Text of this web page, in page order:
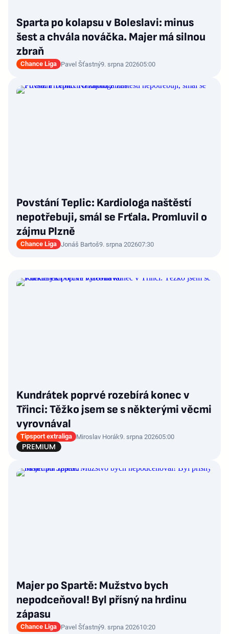
Sparta po kolapsu v Boleslavi: minus
šest a chvála nováčka. Majer má silnou
zbraň
Chance Liga Pavel Šťastný9. srpna 202605:00
Povstání Teplic: Kardiologa naštěstí
nepotřebuji, smál se Frťala. Promluvil o
zájmu Plzně
Chance Liga Jonáš Bartoš9. srpna 202607:30
Kundrátek poprvé rozebírá konec v
Třinci: Těžko jsem se s některými věcmi
vyrovnával
Tipsport extraliga Miroslav Horák9. srpna 202605:00
Majer po Spartě: Mužstvo bych
nepodceňoval! Byl přísný na hrdinu
zápasu
Chance Liga Pavel Šťastný9. srpna 202610:20